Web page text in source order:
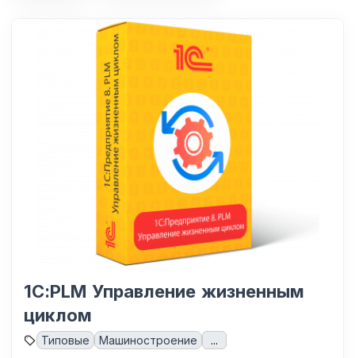
1С:PLM Управление жизненным
циклом
Типовые Машиностроение ...